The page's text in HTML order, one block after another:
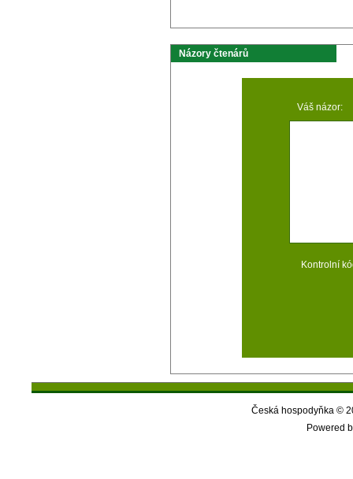
Názory čtenárů
Váš názor:
Kontrolní
Česká hospodyňka ©
Powered